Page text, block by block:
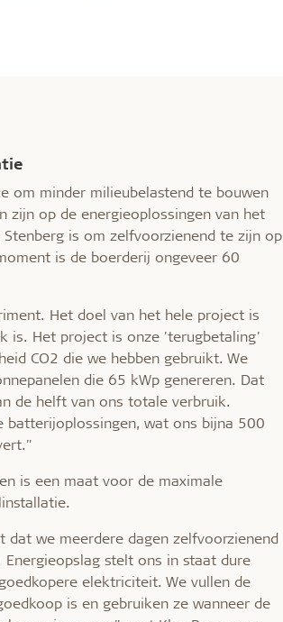
om minder milieubelastend te bouwen
zijn op de energieoplossingen van het
is om zelfvoorzienend te zijn op
is de boerderij ongeveer 60
Het doel van het hele project is
is. Het project is onze 'terugbetaling'
CO2 die we hebben gebruikt. We
die 65 kWp genereren. Dat
de helft van ons totale verbruik.
batterijoplossingen, wat ons bijna 500
is een maat voor de maximale
we meerdere dagen zelfvoorzienend
stelt ons in staat dure
elektriciteit. We vullen de
is en gebruiken ze wanneer de